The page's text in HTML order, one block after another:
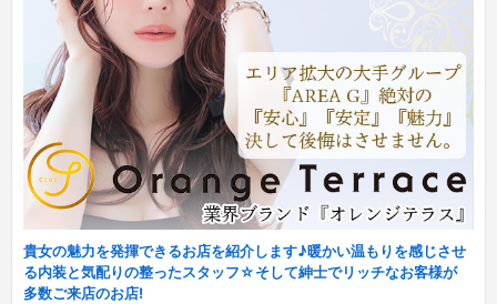
貴女の魅力を発揮できるお店を紹介します♪暖かい温もりを感じさせ
る内装と気配りの整ったスタッフ☆そして紳士でリッチなお客様が
多数ご来店のお店!